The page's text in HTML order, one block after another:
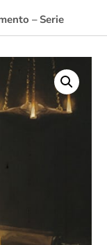
– Serie